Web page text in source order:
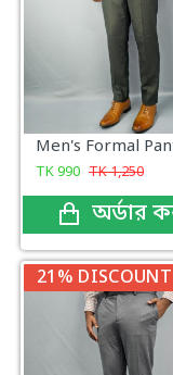
TK990 TK1,250
অর্ডার
21% DISCOUNT